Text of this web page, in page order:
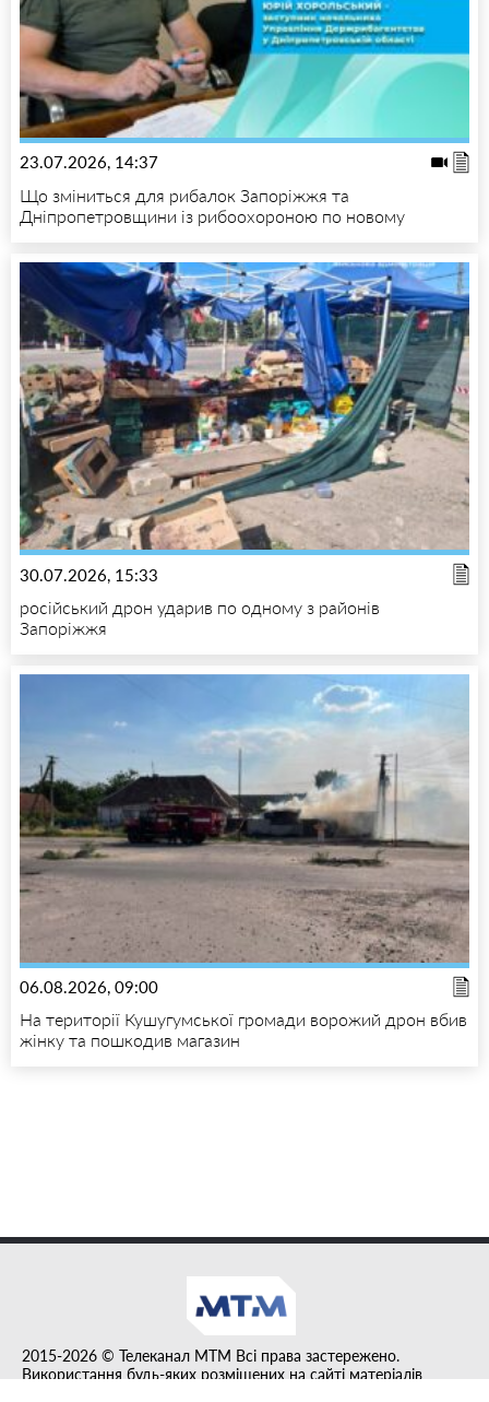
23.07.2026, 14:37
Що зміниться для рибалок Запоріжжя та
Дніпропетровщини із рибоохороною по новому
30.07.2026, 15:33
російський дрон ударив по одному з районів
Запоріжжя
06.08.2026, 09:00
На території Кушугумської громади ворожий дрон вбив
жінку та пошкодив магазин
2015-2026 © Телеканал MTM Всі права застережено.
Використання будь-яких розміщених на сайті матеріалів